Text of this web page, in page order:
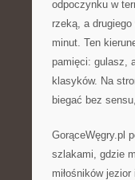
odpoczynku w
rzeką, a
minut. Ten
pamięci: gulasz,
klasyków. Na
biegać bez
GorąceWęgry.pl
szlakami, gdzie
miłośników